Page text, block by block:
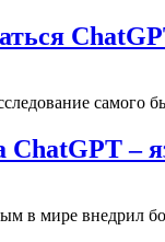
ChatGPT –
в мире внедрил